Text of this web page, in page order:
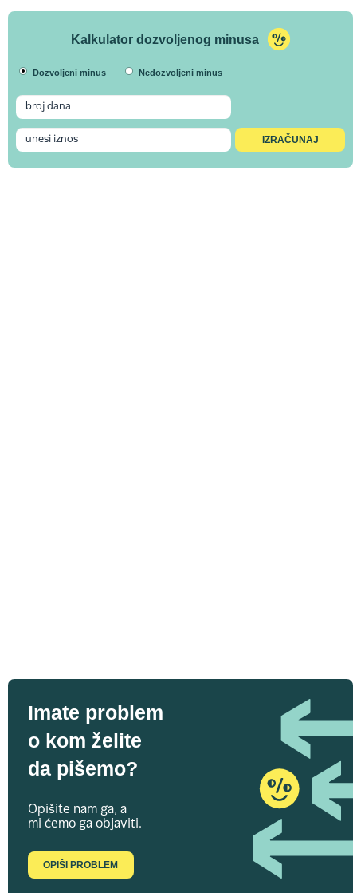
Kalkulator dozvoljenog minusa
Dozvoljeni minus Nedozvoljeni minus
Imate problem
o kom želite
da pišemo?
Opišite nam ga, a
mi ćemo ga objaviti.
OPIŠI PROBLEM